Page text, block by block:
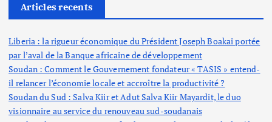
Articles recents
Liberia : la rigueur économique du Président Joseph Boakai portée
par l’aval de la Banque africaine de développement
Soudan : Comment le Gouvernement fondateur « TASIS » entend-
il relancer l’économie locale et accroître la productivité ?
Soudan du Sud : Salva Kiir et Adut Salva Kiir Mayardit, le duo
visionnaire au service du renouveau sud-soudanais